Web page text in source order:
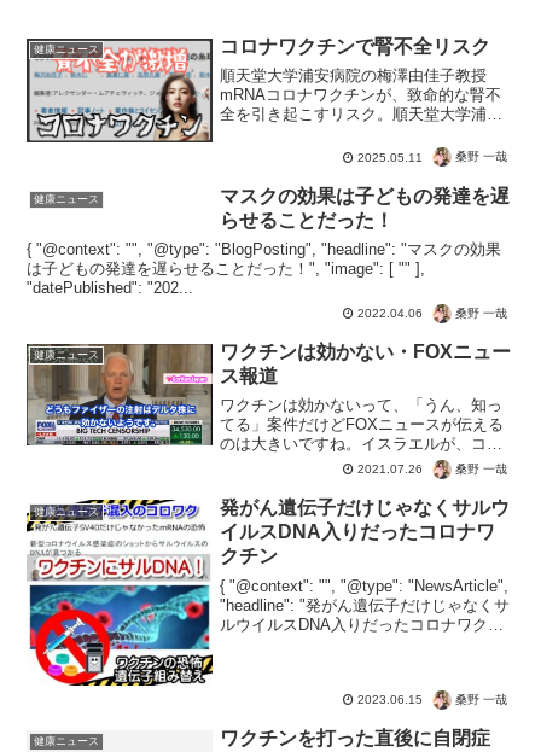
健康ニュース コロナワクチンで腎不全リスク
順天堂大学浦安病院の梅澤由佳子教授
mRNAコロナワクチンが、致命的な腎不
全を引き起こすリスク。順天堂大学浦安
人工透析大国なだけに、医療としては利
益になり歓迎でしょう。しかし作られた
病気の被害者にとっては生...
2025.05.11 桑野 一哉
健康ニュース
マスクの効果は子どもの発達を遅
らせることだった！
{ "@context": "", "@type": "BlogPosting", "headline": "マスクの効果
は子どもの発達を遅らせることだった！", "image": [ "" ],
"datePublished": "202...
2022.04.06 桑野 一哉
健康ニュース
ワクチンは効かない・FOXニュー
ス報道
ワクチンは効かないって、「うん、知っ
てる」案件だけどFOXニュースが伝える
のは大きいですね。イスラエルが、コロ
ナワクチンの無意味さを証明してくれた
のは大きいですね。さぁ、あなたは無意
味なコロナワクチンを接種してしまう人
ですか？それとも質の高...
2021.07.26 桑野 一哉
健康ニュース
発がん遺伝子だけじゃなくサルウ
イルスDNA入りだったコロナワ
クチン
{ "@context": "", "@type": "NewsArticle",
"headline": "発がん遺伝子だけじゃなくサ
ルウイルスDNA入りだったコロナワクチ
2023.06.15 桑野 一哉
健康ニュース ワクチンを打った直後に自閉症